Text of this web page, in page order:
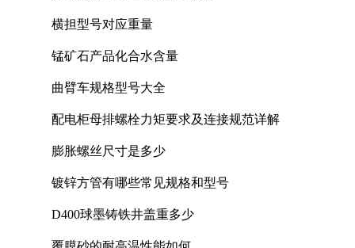
横担型号对应重量
锰矿石产品化合水含量
曲臂车规格型号大全
配电柜母排螺栓力矩要求及连接规范详解
膨胀螺丝尺寸是多少
镀锌方管有哪些常见规格和型号
D400球墨铸铁井盖重多少